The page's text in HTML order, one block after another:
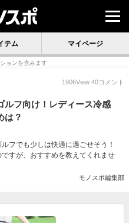
テム マイページ
ョンを含みます
1906View 40コメント
ルフ向け！レディース冷感
は？
フでも少しは快適に過ごせそう！
すが、おすすめを教えてくれませ
モノスポ編集部